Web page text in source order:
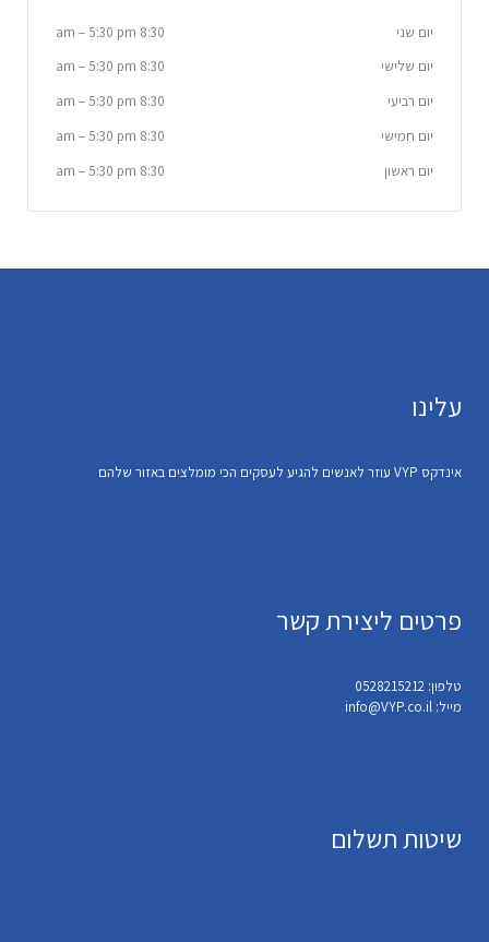
יום שני 8:30 am
– 5:30 pm
יום שלישי
8:30 am
– 5:30 pm
יום רביעי
8:30 am
– 5:30 pm
יום חמישי
8:30 am
– 5:30 pm
יום ראשון
8:30 am
– 5:30 pm
עלינו
אינדקס VYP עוזר לאנשים להגיע לעסקים הכי מומלצים באזור שלהם
פרטים ליצירת קשר
טלפון: 0528215212
מייל: info@VYP.co.il
שיטות תשלום